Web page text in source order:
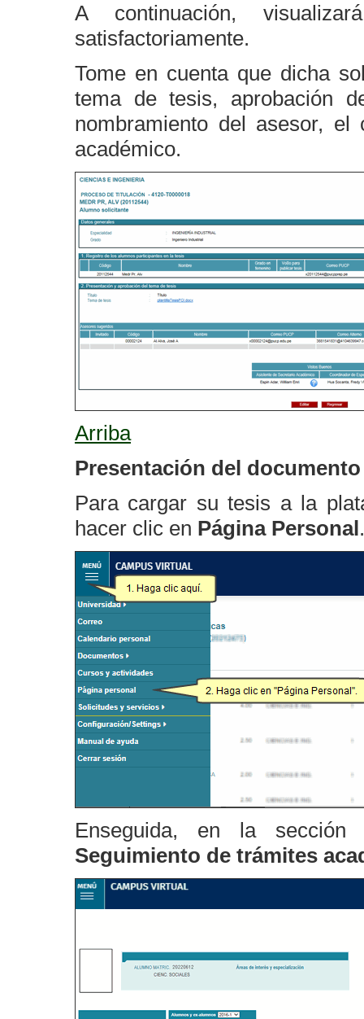
A continuación,
satisfactoriamente.
Tome en cuenta que dicha
tema de tesis, aprobación
nombramiento del asesor,
académico.
Arriba
Presentación del
Para cargar su tesis a la
hacer clic en Página Personal.
Enseguida, en la
Seguimiento de trámites